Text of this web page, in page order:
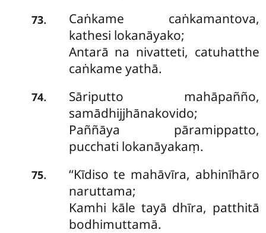
73.
Caṅkame caṅkamantova,
kathesi lokanāyako;
Antarā na nivatteti, catuhatthe
caṅkame yathā.
74. Sāriputto mahāpañño,
samādhijjhānakovido;
Paññāya pāramippatto,
pucchati lokanāyakaṃ.
75.
‘‘Kīdiso te mahāvīra, abhinīhāro
naruttama;
Kamhi kāle tayā dhīra, patthitā
bodhimuttamā.